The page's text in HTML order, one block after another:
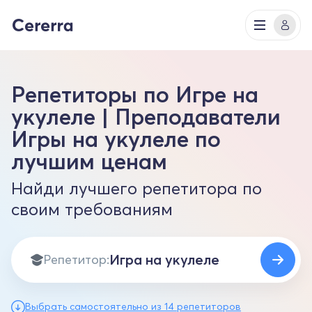
Репетиторы по Игре на
укулеле | Преподаватели
Игры на укулеле по
лучшим ценам
Найди лучшего репетитора по
своим требованиям
Репетитор:
Выбрать самостоятельно из 14 репетиторов